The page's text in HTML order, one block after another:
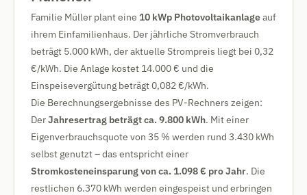
Familie Müller plant eine 10 kWp Photovoltaikanlageauf
ihrem Einfamilienhaus. Der jährliche Stromverbrauch
beträgt 5.000 kWh, der aktuelle Strompreis liegt bei 0,32
€/kWh. Die Anlage kostet 14.000 € und die
Einspeisevergütung beträgt 0,082 €/kWh.
Die Berechnungsergebnisse des PV-Rechners zeigen:
DerJahresertrag beträgt ca. 9.800 kWh. Mit einer
Eigenverbrauchsquote von 35 % werden rund 3.430 kWh
selbst genutzt – das entspricht einer
Stromkosteneinsparung von ca. 1.098 € pro Jahr. Die
restlichen 6.370 kWh werden eingespeist und erbringen